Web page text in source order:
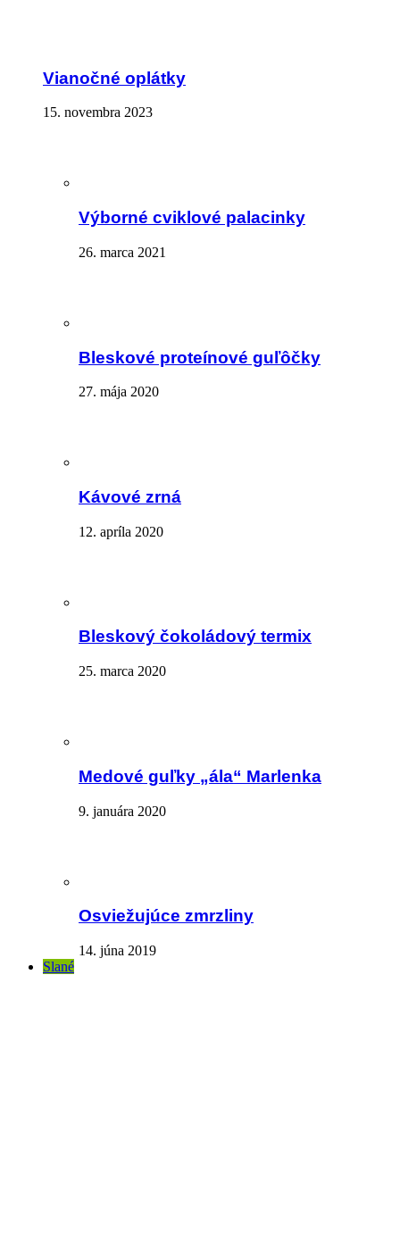
Vianočné oplátky
15. novembra 2023
Výborné cviklové palacinky
26. marca 2021
Bleskové proteínové guľôčky
27. mája 2020
Kávové zrná
12. apríla 2020
Bleskový čokoládový termix
25. marca 2020
Medové guľky „ála“ Marlenka
9. januára 2020
Osviežujúce zmrzliny
14. júna 2019
Slané